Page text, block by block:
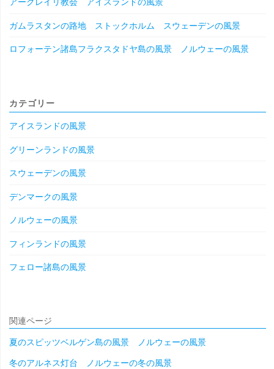
アークレイリ教会 アイスランドの風景
ガムラスタンの路地 ストックホルム スウェーデンの風景
ロフォーテン諸島フラクスタドヤ島の風景 ノルウェーの風景
カテゴリー
アイスランドの風景
グリーンランドの風景
スウェーデンの風景
デンマークの風景
ノルウェーの風景
フィンランドの風景
フェロー諸島の風景
関連ページ
夏のスピッツベルゲン島の風景 ノルウェーの風景
冬のアルネス灯台 ノルウェーの冬の風景